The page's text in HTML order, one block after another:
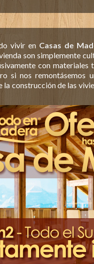
vivir en Casas de
son simplemente
con
si nos remontásemos
construcción de las